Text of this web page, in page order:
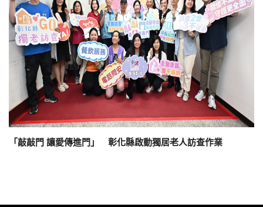
「敲敲門 讓愛傳進門」 彰化縣啟動獨居老人訪查作業